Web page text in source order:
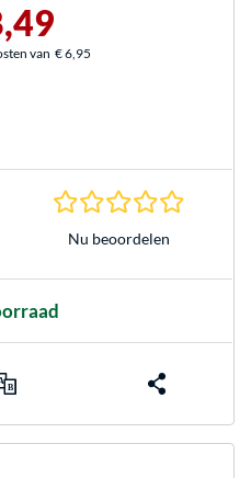
van € 6,95
Nu beoordelen